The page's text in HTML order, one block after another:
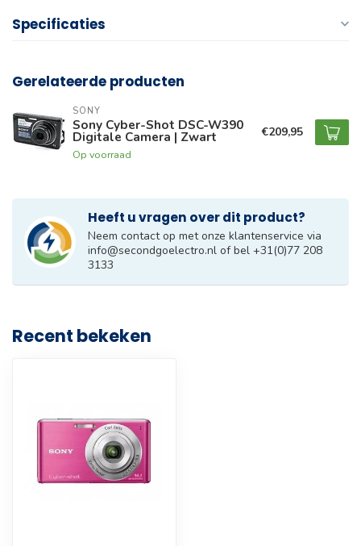
Specificaties
Gerelateerde producten
SONY
Sony Cyber-Shot DSC-W390
Digitale Camera | Zwart
Op voorraad
€209,95
Heeft u vragen over dit product?
Neem contact op met onze klantenservice via
info@secondgoelectro.nl of bel +31(0)77 208
3133
Recent bekeken